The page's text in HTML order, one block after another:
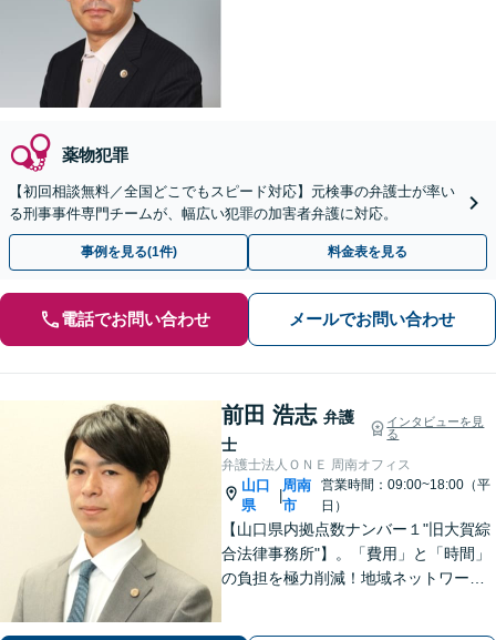
薬物犯罪
【初回相談無料／全国どこでもスピード対応】元検事の弁護士が率い
る刑事事件専門チームが、幅広い犯罪の加害者弁護に対応。
事例を見る(1件) 料金表を見る
電話でお問い合わせ メールでお問い合わせ
前田 浩志 弁護
士
インタビューを見
る
弁護士法人ＯＮＥ 周南オフィス
山口
県
|
周南
市
営業時間：09:00~18:00（平
日）
【山口県内拠点数ナンバー１"旧大賀綜
合法律事務所"】。「費用」と「時間」
の負担を極力削減！地域ネットワーク